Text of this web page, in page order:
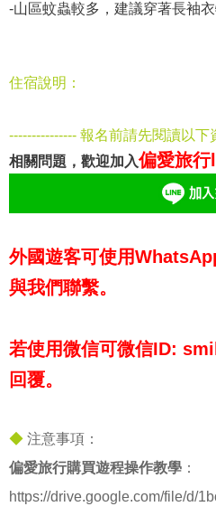
-山區蚊蟲較多，建議穿著長袖
住宿說明：
--------------- 報名前請先閱讀以下
相關問題，歡迎加入偏愛旅
外國遊客可使用
與我們聯繫。
若使用微信可微信ID:
回覆。
◆ 注意事項：
偏愛旅行購買遊程操作教學 ：
https://drive.google.com/file/d/